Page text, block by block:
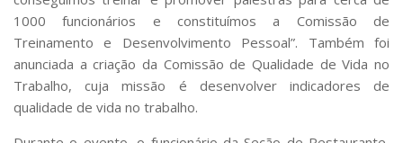
1000 funcionários e constituímos a Comissão de
Treinamento e Desenvolvimento Pessoal”. Também foi
anunciada a criação da Comissão de Qualidade de Vida no
Trabalho, cuja missão é desenvolver indicadores de
qualidade de vida no trabalho.